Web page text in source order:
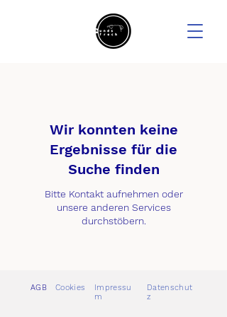
Wir konnten keine
Ergebnisse für die
Suche finden
Bitte Kontakt aufnehmen oder
unsere anderen Services
durchstöbern.
AGB Cookies
Impressu
m
Datenschut
z